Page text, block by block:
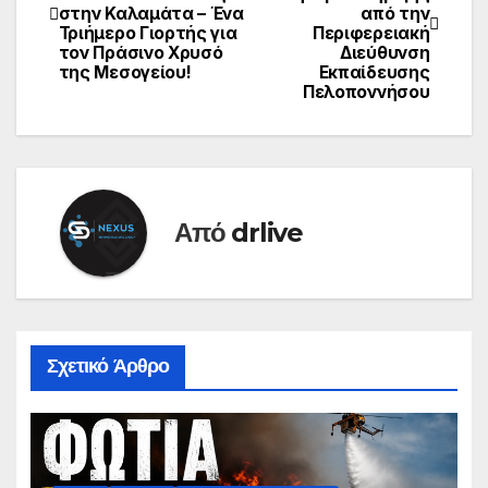
από την
Περιφερειακή
Διεύθυνση
Εκπαίδευσης
Πελοποννήσου
στην Καλαμάτα – Ένα
Τριήμερο Γιορτής για
τον Πράσινο Χρυσό
της Μεσογείου!
Από drlive
Σχετικό Άρθρο